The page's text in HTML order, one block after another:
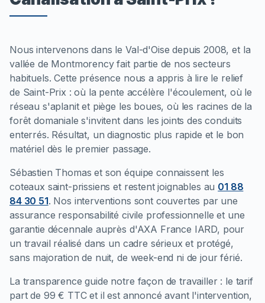
Nous intervenons dans le Val-d'Oise depuis 2008, et la
vallée de Montmorency fait partie de nos secteurs
habituels. Cette présence nous a appris à lire le relief
de Saint-Prix : où la pente accélère l'écoulement, où le
réseau s'aplanit et piège les boues, où les racines de la
forêt domaniale s'invitent dans les joints des conduits
enterrés. Résultat, un diagnostic plus rapide et le bon
matériel dès le premier passage.
Sébastien Thomas et son équipe connaissent les
coteaux saint-prissiens et restent joignables au 01 88
84 30 51. Nos interventions sont couvertes par une
assurance responsabilité civile professionnelle et une
garantie décennale auprès d'AXA France IARD, pour
un travail réalisé dans un cadre sérieux et protégé,
sans majoration de nuit, de week-end ni de jour férié.
La transparence guide notre façon de travailler : le tarif
part de 99 € TTC et il est annoncé avant l'intervention,